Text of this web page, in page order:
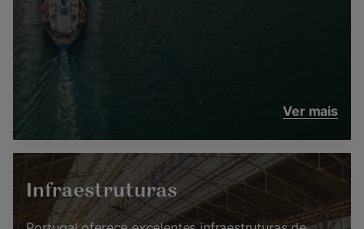
Ver mais
Infraestruturas